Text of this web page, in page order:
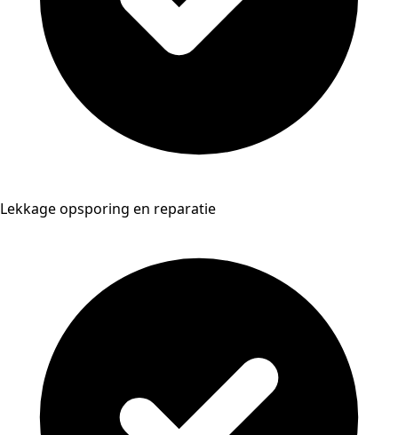
Lekkage opsporing en reparatie